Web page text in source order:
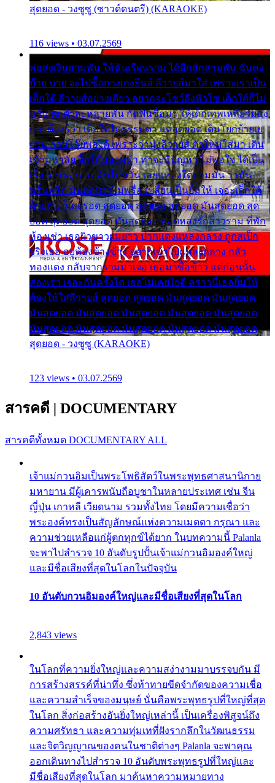
สุดยอด - วงซูซู (ซาวด์ดนตรี) (KARAOKE)
116 views • 03.07.2569
พ่อส่งเงินสามพัน ให้ฉันเรียนราม ได้อีกสักสามพัน ฉันคง
บ๊าย บาย จะไปซื้อกางเกงยีนส์ ลีวายส์มาใส่ เพราะเราเป็น
เด็กใต้ ลีวายส์อย่างเดียว อยากจะโชว์ถึงหิวโซ เด็กใต้ก็ไม่
หวั่น ตกตัวละหลายพัน กัดฟันซื้อมา ให้เด็กเทพเหลียวมอง
และต้องรู้ว่า เด็กใต้ไม่ธรรมดา แต่สุดยอด เดินโยกย้ายเย
ยวน กวนโอ๊ยพอได้ เพราะว่านุ่งลีวายส์ ตัวใหม่ใส่มา เดิน
เข้ามหาลัย จิ๊กโก๊มองหน้า ท่าจะมีปัญหา ไม่พอใจ ได้เป็น
เรื่องแน่นอน แต่ฉันไม่หวั่น เลยแหลงใต้ถามมัน ว่ามัน
พรั่นพรือ มันตอบว่าไม่พรื่อ เปลี่ยนเป็นยิ้มให้ เจอะเด็กใต้
ด้วยกัน ก็เลยรอด สุดยอด สุดยอด สุดยอด มันสุดยอด สุด
ยอด สุดยอด สุดยอด มันสุดยอด แอบหลงรักสาวราม ที่พัก
ห้องเช่า เธอผิวขาวผมยาว ปากแดงแหลงกลาง ถูกสเป็ก
จริงเธอ อยู่ห้องข้างข้าง อยากเข้าไปแหลงกลาง กลัว
ทองแดง กลับจากรามมาเจอ เธอมาซื้อข้าว แต่ก่อนนั้น
สองเรา เจอะกันครั้งใด เธอไม่เคยไยดี คราวนี้เธอยิ้มให้
ต้องให้ใส่ลีวายส์ สุดยอด สุดยอด มันสุดยอด มันสุดยอด
มันสุดยอด มันสุดยอด มันสุดยอด มันสุดยอด มันสุดยอด
มันสุดยอด มันสุดยอด มันสุดยอด มันสุดยอด มันสุดยอด
สุดยอด - วงซูซู (KARAOKE)
123 views • 03.07.2569
สารคดี | DOCUMENTARY
สารคดีทั้งหมด DOCUMENTARY ALL
เจ้าแม่กวนอิมเป็นพระโพธิสัตว์ในพระพุทธศาสนานิกาย
มหายาน มีผู้เคารพนับถือบูชาในหลายประเทศ เช่น จีน
ญี่ปุ่น เกาหลี เวียดนาม รวมทั้งไทย โดยมีความเชื่อว่า
พระองค์ทรงเป็นสัญลักษณ์แห่งความเมตตา กรุณา และ
ความช่วยเหลือแก่ผู้ตกทุกข์ได้ยาก ในบทความนี้ Palanla
จะพาไปสำรวจ 10 อันดับรูปปั้นเจ้าแม่กวนอิมองค์ใหญ่
และมีชื่อเสียงที่สุดในโลกในปัจจุบัน
10 อันดับกวนอิมองค์ใหญ่และมีชื่อเสียงที่สุดในโลก
2,843 views
ในโลกที่ความยิ่งใหญ่และความสง่างามมาบรรจบกัน มี
การสร้างสรรค์ที่น่าทึ่ง ซึ่งท้าทายขีดจำกัดของความเชื่อ
และความสำเร็จของมนุษย์ นั่นคือพระพุทธรูปที่ใหญ่ที่สุด
ในโลก สิ่งก่อสร้างอันยิ่งใหญ่เหล่านี้ เป็นเครื่องพิสูจน์ถึง
ความศรัทธา และความทุ่มเทที่ฝังรากลึกในวัฒนธรรม
และจิตวิญญาณของคนในชาติต่างๆ Palanla จะพาคุณ
ออกเดินทางไปสำรวจ 10 อันดับพระพุทธรูปที่ใหญ่และ
มีชื่อเสียงที่สุดในโลก มาค้นหาความหมายทาง